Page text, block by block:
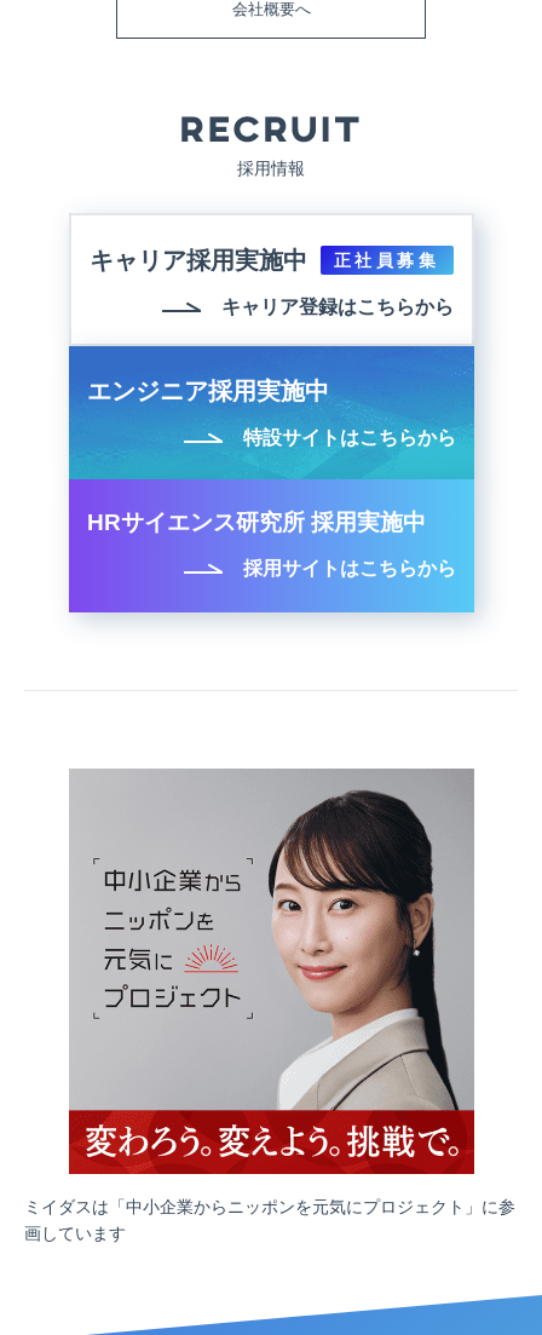
会社概要へ
採用情報
キャリア採用実施中 正社員募集
キャリア登録はこちらから
エンジニア採用実施中
特設サイトはこちらから
HRサイエンス研究所 採用実施中
採用サイトはこちらから
ミイダスは「中小企業からニッポンを元気にプロジェクト」に参
画しています